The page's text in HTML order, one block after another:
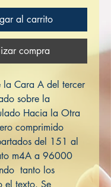
al carrito
compra
Cara A del tercer
sobre la
Hacia la Otra
comprimido
del 151 al
m4A a 96000
tanto los
el texto. Se